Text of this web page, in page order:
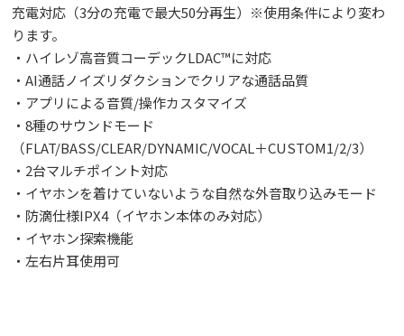
充電対応（3分の充電で最大50分再生）※使用条件により変わ
ります。
・ハイレゾ高音質コーデックLDAC™に対応
・AI通話ノイズリダクションでクリアな通話品質
・アプリによる音質/操作カスタマイズ
・8種のサウンドモード
（FLAT/BASS/CLEAR/DYNAMIC/VOCAL＋CUSTOM1/2/3）
・2台マルチポイント対応
・イヤホンを着けていないような自然な外音取り込みモード
・防滴仕様IPX4（イヤホン本体のみ対応）
・イヤホン探索機能
・左右片耳使用可